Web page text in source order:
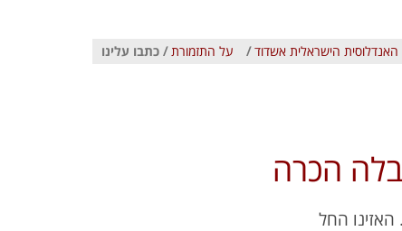
הישראלית אשדוד/ על התזמורת/ כתבו עלינו
הכרה
מתוך הבמה המרכזית עם נתיב רובינזון, 'כאן תרבות', 11.12. האזינו החל